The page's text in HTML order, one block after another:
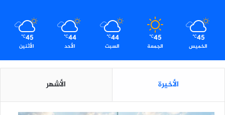
45
℃
الخميس
45
℃
الجمعة
44
℃
السبت
44
℃
الأحد
45
℃
الأثنين
الأخيرة الأشهر